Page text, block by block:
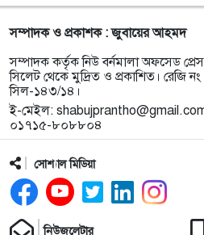
উপলক্ষে প্রস্তুতিমূলক সভা
যশোরের স্কুলছাত্রীকে নিয়ে
গেট থেকে গ্রেফতার
১০
বালাউটে ফ্রি চক্ষু চিকিৎসা
পেলেন চিকিৎসাসেবা,
নির্বাচিত
১১
স্থানীয় উন্নয়নে দরিদ্র
জকিগঞ্জে মতবিনিময় সভা
১২
সম্পাদক ও প্রকাশক : জুবায়ের আহমদ
সম্পাদক কর্তৃক নিউ বর্নমালা অফসেড
সিলেট থেকে মুদ্রিত ও প্রকাশিত। রেজি
সিল-১৪৩/১৪।
ই-মেইল:
০১৭১৫-৮০৮৮০৪
সোশ্যাল মিডিয়া
নিউজলেটার